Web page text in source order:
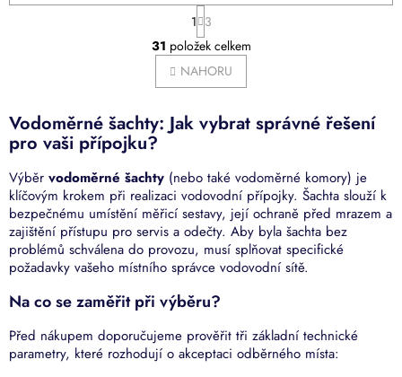
O
v
l
á
a
p
r
v
k
y
v
ý
p
i
u
S
t
r
á
n
k
v
á
1 3
31 položek celkem
NAHORU
Vodoměrné šachty: Jak vybrat správné řešení
pro vaši přípojku?
Výběr vodoměrné šachty (nebo také vodoměrné komory) je
klíčovým krokem při realizaci vodovodní přípojky. Šachta slouží k
bezpečnému umístění měřicí sestavy, její ochraně před mrazem a
zajištění přístupu pro servis a odečty. Aby byla šachta bez
problémů schválena do provozu, musí splňovat specifické
požadavky vašeho místního správce vodovodní sítě.
Na co se zaměřit při výběru?
Před nákupem doporučujeme prověřit tři základní technické
parametry, které rozhodují o akceptaci odběrného místa: